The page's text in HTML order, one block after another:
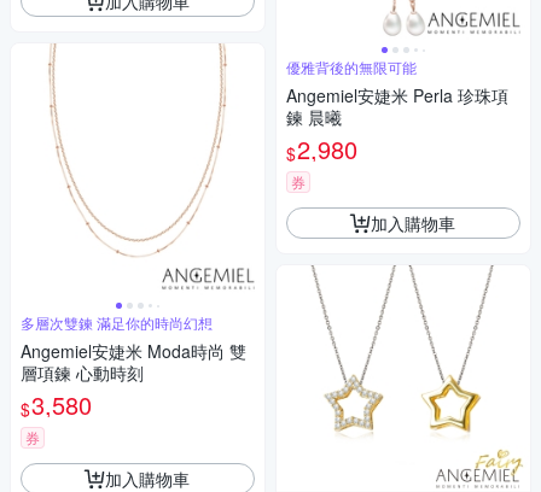
多層次雙鍊 滿足你的時尚幻想
Angemiel安婕米 Moda時尚 雙
層項鍊 心動時刻
$3,580
券
加入購物車
優雅背後的無限可能
Angemiel安婕米 Perla 珍珠項
鍊 晨曦
$2,980
券
加入購物車